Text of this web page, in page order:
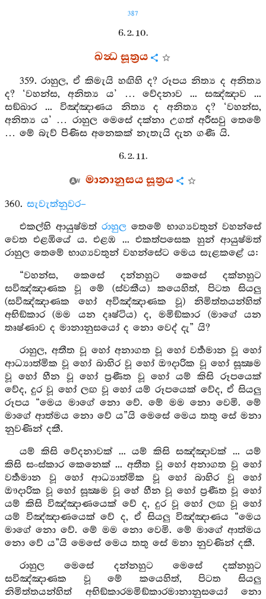
387
6. 2. 10.
ඛන්‍ධ සූත්‍රය
359. රාහුල, ඒ කිමැයි හඟිහි ද? රූපය නිත්‍ය ද අනිත්‍ය
ද? ‘වහන්ස, අනිත්‍ය ය’ … වේදනාව ... සඤ්ඤාව ...
සඞ්ඛාර ... විඤ්ඤාණය නිත්‍ය ද අනිත්‍ය ද? ‘වහන්ස,
අනිත්‍ය ය’ … රාහුල මෙසේ දක්නා උගත් අරීසවු තෙමේ
… මේ බැව් පිණිස අනෙකක් නැතැයි දැන ගණී යි.
6. 2. 11.
මානානුසය සූත්‍රය
360. සැවැත්නුවර–
එකල්හි ආයුෂ්මත්රාහුල තෙමේ භාග්‍යවතුන් වහන්සේ
වෙත එළඹියේ ය. එළඹ ... එකත්පසෙක හුන් ආයුෂ්මත්
රාහුල තෙමේ භාග්‍යවතුන් වහන්සේට මෙය සැළකළේ ය:
“වහන්ස, කෙසේ දන්නහුට කෙසේ දක්නහුට
සවිඤ්ඤාණක වූ මේ (ස්වකීය) කයෙහිත්, පිටත සියලු
(සවිඤ්ඤාණක හෝ අවිඤ්ඤාණක වූ) නිමිත්තයන්හිත්
අභිඞ්කාර (මම යන දෘෂ්ටිය) ද, මමිඞ්කාර (මාගේ යන
තෘෂ්ණාව ද මානානුසයෝ ද නො වෙද් දැ” යි?
රාහුල, අතීත වූ හෝ අනාගත වූ හෝ වර්‍තමාන වූ හෝ
ආධ්‍යාත්මික වූ හෝ බාහිර වූ හෝ ඖදාරික වූ හෝ සූක්‍ෂම
වූ හෝ හීන වූ හෝ ප්‍රණීත වූ හෝ යම් කිසි රූපයෙක්
වේද, දුර වූ හෝ ලඟ වූ හෝ යම් රූපයෙක් වේද, ඒ සියලු
රූපය “මෙය මාගේ නො වේ. මේ මම නො වෙමි. මේ
මාගේ ආත්මය නො වේ ය”යි මෙසේ මෙය තතු සේ මනා
නුවණින් දකී.
යම් කිසි වේදනාවක් ... යම් කිසි සඤ්ඤාවක් ... යම්
කිසි සංස්කාර කෙනෙක් ... අතීත වූ හෝ අනාගත වූ හෝ
වර්‍තමාන වූ හෝ ආධ්‍යාත්මික වූ හෝ බාහිර වූ හෝ
ඖදාරික වූ හෝ සූක්‍ෂම වූ හේ හීන වූ හෝ ප්‍රණීත වූ හෝ
යම් කිසි විඤ්ඤාණයෙක් වේ ද, දුර වූ හෝ ලඟ වූ හෝ
යම් විඤ්ඤාණයෙක් වේ ද, ඒ සියලු විඤ්ඤාණය “මෙය
මාගේ නො වේ. මේ මම නො වෙමි. මේ මාගේ ආත්මය
නො වේ ය”යි මෙසේ මෙය තතු සේ මනා නුවණින් දකී.
රාහුල මෙසේ දන්නහුට මෙසේ දක්නහුට
සවිඤ්ඤාණක වූ මේ කයෙහිත්, පිටත සියලු
නිමිත්තයන්හිත් අභිඞ්කාරමමිඞ්කාරමානානුසයෝ නො